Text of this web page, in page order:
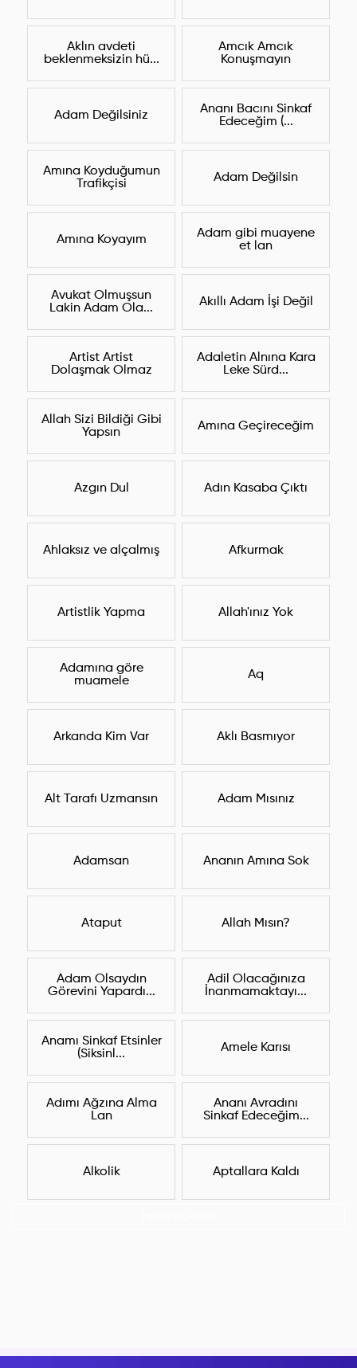
Aklın avdeti
beklenmeksizin hü...
Amcık Amcık
Konuşmayın
Adam Değilsiniz
Ananı Bacını Sinkaf
Edeceğim (...
Amına Koyduğumun
Trafikçisi
Adam Değilsin
Amına Koyayım
Adam gibi muayene
et lan
Avukat Olmuşsun
Lakin Adam Ola...
Akıllı Adam İşi Değil
Artist Artist
Dolaşmak Olmaz
Adaletin Alnına Kara
Leke Sürd...
Allah Sizi Bildiği Gibi
Yapsın
Amına Geçireceğim
Azgın Dul Adın Kasaba Çıktı
Ahlaksız ve alçalmış Afkurmak
Artistlik Yapma Allah'ınız Yok
Adamına göre
muamele
Aq
Arkanda Kim Var Aklı Basmıyor
Alt Tarafı Uzmansın Adam Mısınız
Adamsan Ananın Amına Sok
Ataput Allah Mısın?
Adam Olsaydın
Görevini Yapardı...
Adil Olacağınıza
İnanmamaktayı...
Anamı Sinkaf Etsinler
(Siksinl...
Amele Karısı
Adımı Ağzına Alma
Lan
Ananı Avradını
Sinkaf Edeceğim...
Alkolik Aptallara Kaldı